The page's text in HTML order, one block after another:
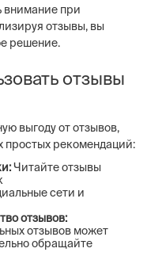
внимание при
отзывы, вы
решение.
отзывы
выгоду от отзывов,
простых рекомендаций:
Читайте отзывы
сети и
отзывов:
отзывов может
обращайте